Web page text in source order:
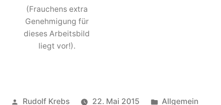
(Frauchens extra
Genehmigung für
dieses Arbeitsbild
liegt vor!).
Veröffentlicht
Rudolf Krebs 22. Mai 2015 Veröffentlicht
Allgemein